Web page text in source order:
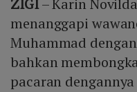
ZIGI– Karin
menanggapi
Muhammad
bahkan
pacaran